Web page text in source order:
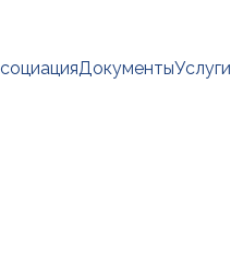
ДокументыУслуги